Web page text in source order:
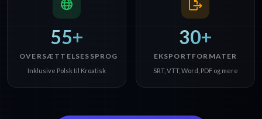
55+
OVERSÆTTELSESSPROG
Inklusive Polsk til Kroatisk
30+
EKSPORTFORMATER
SRT, VTT, Word, PDF og mere